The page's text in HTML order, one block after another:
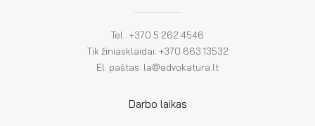
Tel.: +370 5 262 4546
Tik žiniasklaidai: +370 663 13532
El. paštas: la@advokatura.lt
Darbo laikas